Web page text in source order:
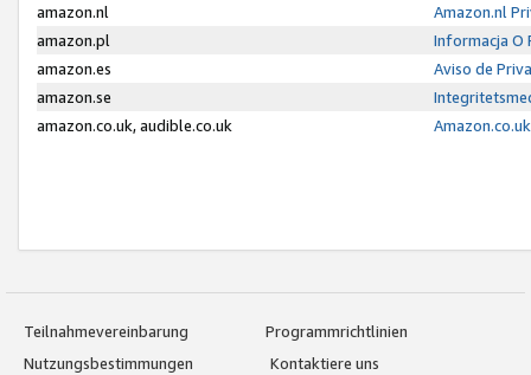
amazon.nl
Amazon.nl
amazon.pl
Informacja O
amazon.es
Aviso de
amazon.se
amazon.co.uk, audible.co.uk
Teilnahmevereinbarung
Programmrichtlinien
Nutzungsbestimmungen
Kontaktiere uns